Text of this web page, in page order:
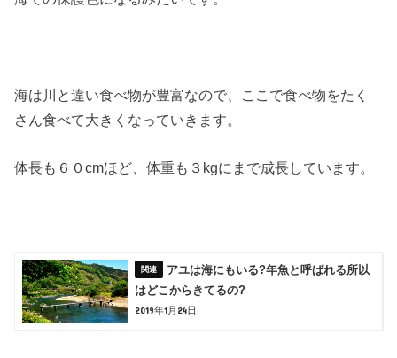
海は川と違い食べ物が豊富なので、ここで食べ物をたく
さん食べて大きくなっていきます。
体長も６０cmほど、体重も３kgにまで成長しています。
アユは海にもいる?年魚と呼ばれる所以
はどこからきてるの?
2019年1月24日